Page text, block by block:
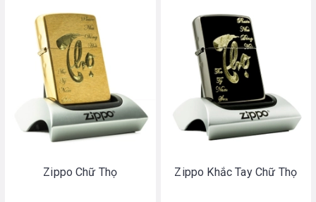
Zippo Chữ Thọ Zippo Khắc Tay Chữ Thọ